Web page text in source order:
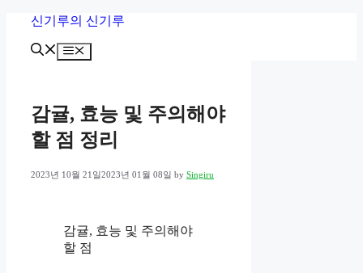
content
신기루의 신기루
Menu
감귤, 효능 및 주의해야
할 점 정리
2023년 10월 21일2023년 01월 08일 by Singiru
감귤, 효능 및 주의해야
할 점